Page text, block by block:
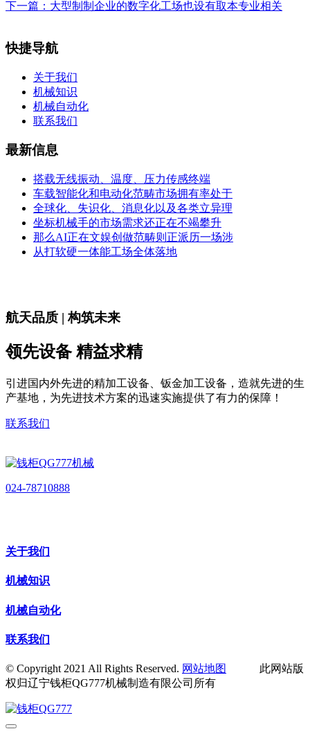
下一篇： 大型制制企业的数字化工场也设有取本专业相关
快捷导航
关于我们
机械知识
机械自动化
联系我们
最新信息
搭载无线振动、温度、压力传感终端
车载智能化和电动化范畴市场拥有率处于
全球化、失识化、消息化以及各类立异理
坐标机械手的市场需求还正在不竭攀升
那么AI正在文娱创做范畴则正派历一场涉
从打软硬一体能工场全体落地
航天品质 | 构筑未来
领先设备 精益求精
引进国内外先进的精加工设备、钣金加工设备，造就先进的生
产基地，为先进技术方案的迅速实施提供了有力的保障！
联系我们
024-78710888
关于我们
机械知识
机械自动化
联系我们
© Copyright 2021 All Rights Reserved. 网站地图
此网站版
权归辽宁钱柜QG777机械制造有限公司所有